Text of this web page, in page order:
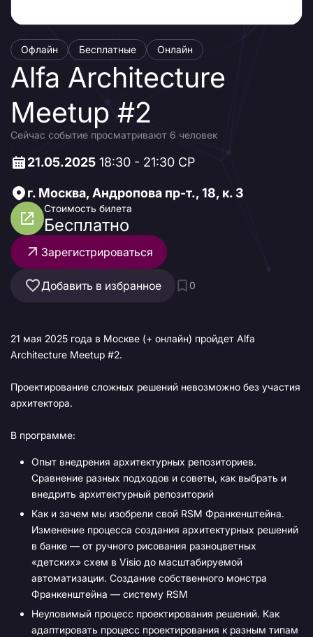
Офлайн Бесплатные Онлайн
Alfa Architecture
Meetup #2
Сейчас событие просматривают 6 человек
21.05.2025 18:30 - 21:30 СР
г. Москва, Андропова пр-т., 18, к. 3
Стоимость билета
Бесплатно
Зарегистрироваться
Добавить в избранное 0
21 мая 2025 года в Москве (+ онлайн) пройдет Alfa
Architecture Meetup #2.
Проектирование сложных решений невозможно без участия
архитектора.
В программе:
Опыт внедрения архитектурных репозиториев.
Сравнение разных подходов и советы, как выбрать и
внедрить архитектурный репозиторий
Как и зачем мы изобрели свой RSM Франкенштейна.
Изменение процесса создания архитектурных решений
в банке — от ручного рисования разноцветных
«детских» схем в Visio до масштабируемой
автоматизации. Создание собственного монстра
Франкенштейна — систему RSM
Неуловимый процесс проектирования решений. Как
адаптировать процесс проектирования к разным типам